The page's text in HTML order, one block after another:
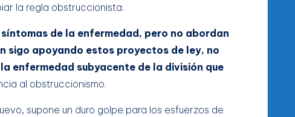
la regla obstruccionista.
de la enfermedad, pero no abordan
sigo apoyando estos proyectos de ley, no
enfermedad subyacente de la división que
al obstruccionismo.
supone un duro golpe para los esfuerzos de